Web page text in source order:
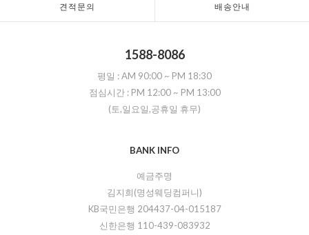
견적문의 배송안내
1588-8086
평일 :AM 90:00 ~ PM 18:30
점심시간 : PM 12:00~ PM 13:00
(토,일요일,공휴일 휴무)
BANK INFO
예금주명
김지희(명성웨딩컴퍼니)
KB국민은행 204437-04-015187
신한은행 110-439-083932